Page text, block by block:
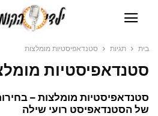
בית תגיות סטנדאפיסטיות מומלצות
סטנדאפיסטיות
סטנדאפיסטיות מומלצות –
של הסטנדאפיסט רועי שילה